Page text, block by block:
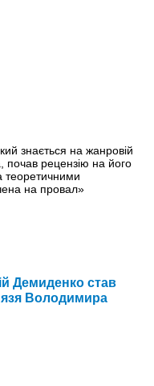
знається на жанровій
почав рецензію на його
теоретичними
на провал»
Демиденко став
Володимира